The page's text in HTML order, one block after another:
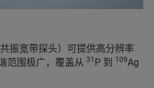
振宽带探头）可提供高分辨率
范围极广，覆盖从 31 P 到 109Ag